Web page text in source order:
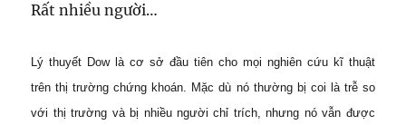
Rất nhiều người…
Lý thuyết Dow là cơ sở đầu tiên cho mọi nghiên cứu kĩ thuật
trên thị trường chứng khoán. Mặc dù nó thường bị coi là trễ so
với thị trường và bị nhiều người chỉ trích, nhưng nó vẫn được